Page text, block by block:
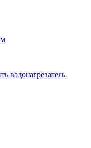
водонагреватель